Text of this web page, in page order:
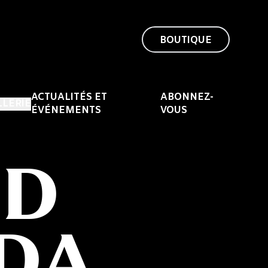
BOUTIQUE
ACTUALITÉS ET
ÉVÉNEMENTS
ABONNEZ-
VOUS